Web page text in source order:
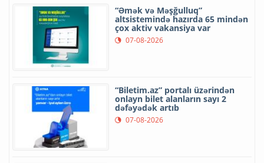
“Əmək və Məşğulluq”
altsistemində hazırda 65 mindən
çox aktiv vakansiya var
07-08-2026
“Biletim.az” portalı üzərindən
onlayn bilet alanların sayı 2
dəfəyədək artıb
07-08-2026